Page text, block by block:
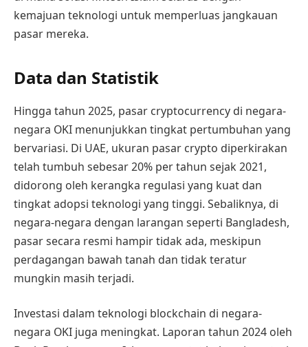
kemajuan teknologi untuk memperluas jangkauan
pasar mereka.
Data dan Statistik
Hingga tahun 2025, pasar cryptocurrency di negara-
negara OKI menunjukkan tingkat pertumbuhan yang
bervariasi. Di UAE, ukuran pasar crypto diperkirakan
telah tumbuh sebesar 20% per tahun sejak 2021,
didorong oleh kerangka regulasi yang kuat dan
tingkat adopsi teknologi yang tinggi. Sebaliknya, di
negara-negara dengan larangan seperti Bangladesh,
pasar secara resmi hampir tidak ada, meskipun
perdagangan bawah tanah dan tidak teratur
mungkin masih terjadi.
Investasi dalam teknologi blockchain di negara-
negara OKI juga meningkat. Laporan tahun 2024 oleh